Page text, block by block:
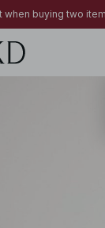
buying two